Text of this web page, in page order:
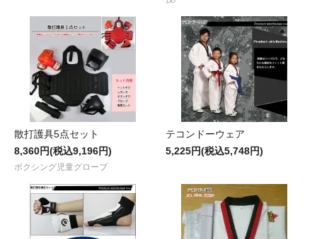
散打護具5点セット
8,360円(税込9,196円)
ボクシング児童グローブ
テコンドーウェア
5,225円(税込5,748円)